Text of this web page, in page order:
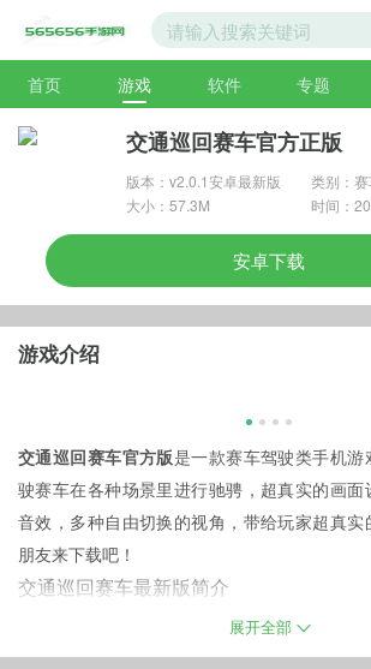
首页 游戏 软件 专题
交通巡回赛车官方正版
版本：v2.0.1安卓最新版
类别：
大小：57.3M
时间：
安卓下载
游戏介绍
交通巡回赛车官方版是一款赛车驾驶类手机
驶赛车在各种场景里进行驰骋，超真实的画
音效，多种自由切换的视角，带给玩家超真实
朋友来下载吧！
交通巡回赛车最新版简介
非常刺激有趣的驾驶赛车游戏，游戏采用高清
展开全部